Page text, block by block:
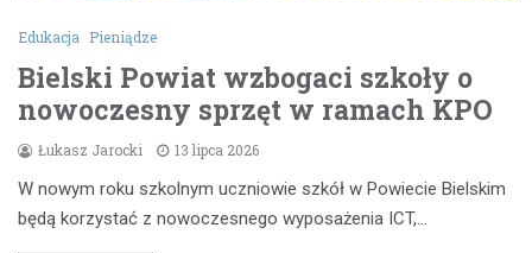
Edukacja Pieniądze
Bielski Powiat wzbogaci szkoły o
nowoczesny sprzęt w ramach KPO
Łukasz Jarocki 13 lipca 2026
W nowym roku szkolnym uczniowie szkół w Powiecie Bielskim
będą korzystać z nowoczesnego wyposażenia ICT,…